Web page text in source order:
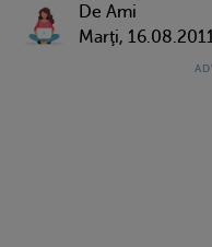
De Ami
Marţi, 16.08.2011